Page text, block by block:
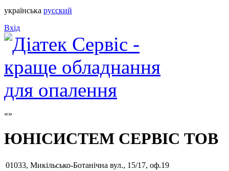
українська русский
Вхід
ЮНІСИСТЕМ СЕРВІС ТОВ
01033, Микільсько-Ботанічна вул., 15/17, оф.19